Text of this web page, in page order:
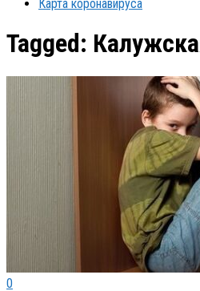
Карта коронавируса
Tagged:
0